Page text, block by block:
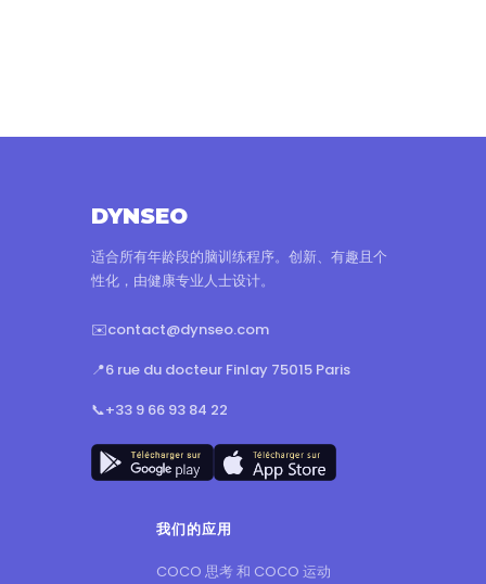
DYNSEO
适合所有年龄段的脑训练程序。创新、有趣且个
性化，由健康专业人士设计。
✉️contact@dynseo.com
📍6 rue du docteur Finlay 75015 Paris
📞+33 9 66 93 84 22
我们的应用
COCO 思考 和 COCO 运动